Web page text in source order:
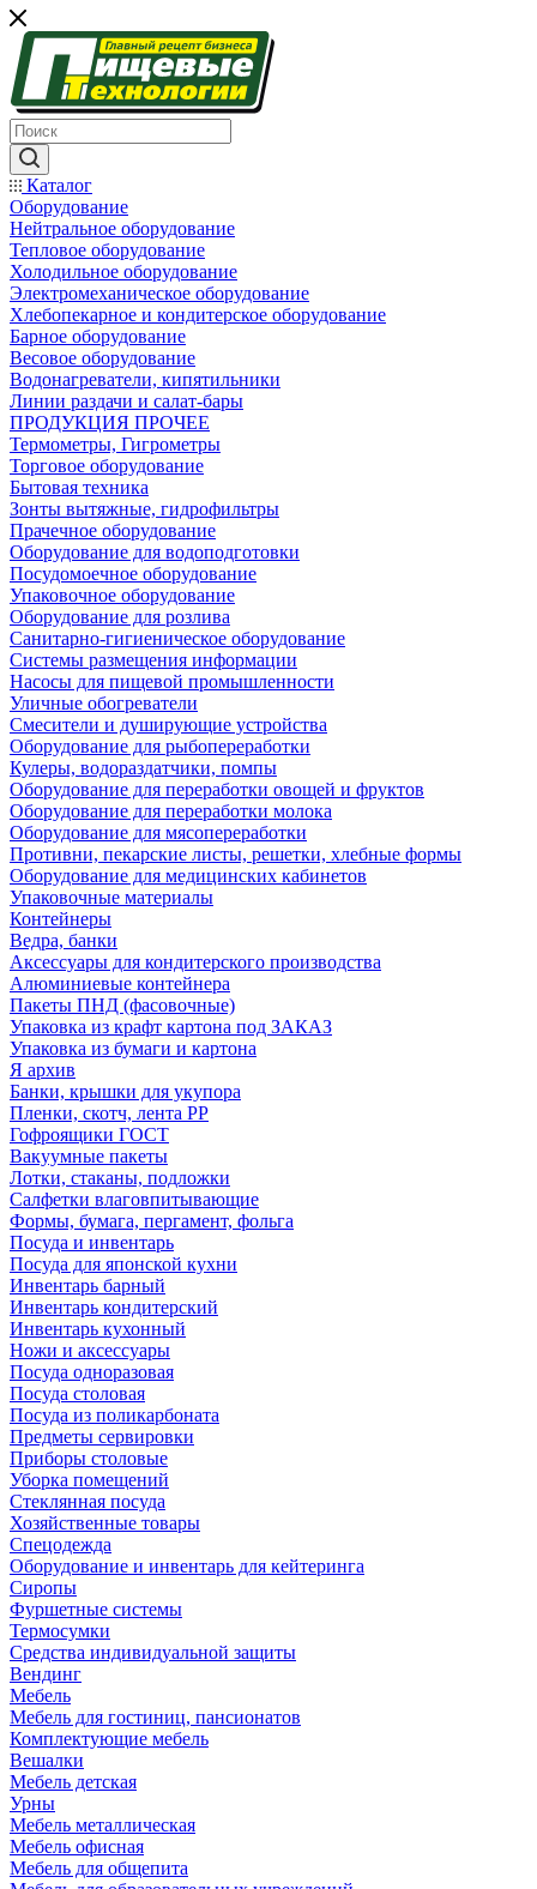
Каталог
Оборудование
Нейтральное оборудование
Тепловое оборудование
Холодильное оборудование
Электромеханическое оборудование
Хлебопекарное и кондитерское оборудование
Барное оборудование
Весовое оборудование
Водонагреватели, кипятильники
Линии раздачи и салат-бары
ПРОДУКЦИЯ ПРОЧЕЕ
Термометры, Гигрометры
Торговое оборудование
Бытовая техника
Зонты вытяжные, гидрофильтры
Прачечное оборудование
Оборудование для водоподготовки
Посудомоечное оборудование
Упаковочное оборудование
Оборудование для розлива
Санитарно-гигиеническое оборудование
Системы размещения информации
Насосы для пищевой промышленности
Уличные обогреватели
Смесители и душирующие устройства
Оборудование для рыбопереработки
Кулеры, водораздатчики, помпы
Оборудование для переработки овощей и фруктов
Оборудование для переработки молока
Оборудование для мясопереработки
Противни, пекарские листы, решетки, хлебные формы
Оборудование для медицинских кабинетов
Упаковочные материалы
Контейнеры
Ведра, банки
Аксессуары для кондитерского производства
Алюминиевые контейнера
Пакеты ПНД (фасовочные)
Упаковка из крафт картона под ЗАКАЗ
Упаковка из бумаги и картона
Я архив
Банки, крышки для укупора
Пленки, скотч, лента РР
Гофроящики ГОСТ
Вакуумные пакеты
Лотки, стаканы, подложки
Салфетки влаговпитывающие
Формы, бумага, пергамент, фольга
Посуда и инвентарь
Посуда для японской кухни
Инвентарь барный
Инвентарь кондитерский
Инвентарь кухонный
Ножи и аксессуары
Посуда одноразовая
Посуда столовая
Посуда из поликарбоната
Предметы сервировки
Приборы столовые
Уборка помещений
Стеклянная посуда
Хозяйственные товары
Спецодежда
Оборудование и инвентарь для кейтеринга
Сиропы
Фуршетные системы
Термосумки
Средства индивидуальной защиты
Вендинг
Мебель
Мебель для гостиниц, пансионатов
Комплектующие мебель
Вешалки
Мебель детская
Урны
Мебель металлическая
Мебель офисная
Мебель для общепита